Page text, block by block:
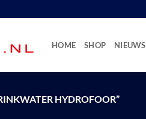
HOME SHOP NIEUWS
HYDROFOOR”